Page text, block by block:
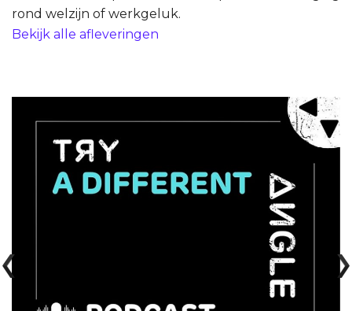
rond welzijn of werkgeluk.
Bekijk alle afleveringen